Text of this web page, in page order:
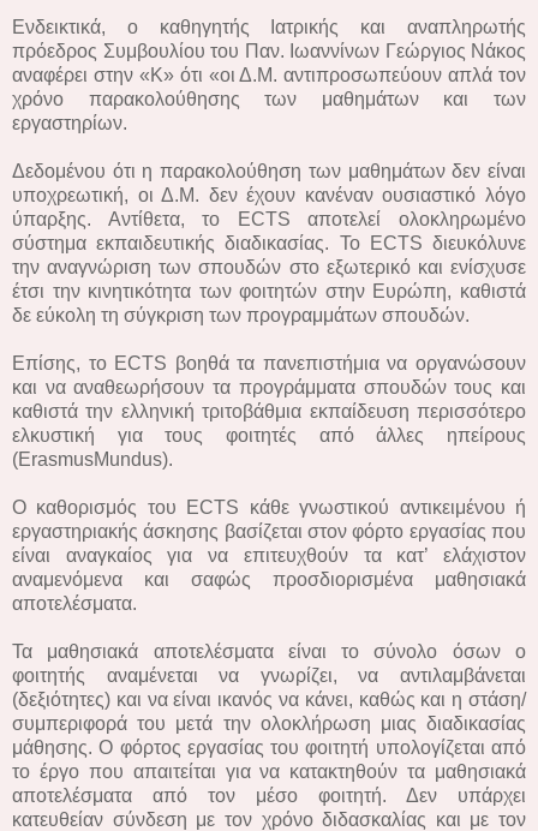
Ενδεικτικά, ο καθηγητής Ιατρικής και αναπληρωτής
πρόεδρος Συμβουλίου του Παν. Ιωαννίνων Γεώργιος Νάκος
αναφέρει στην «Κ» ότι «οι Δ.Μ. αντιπροσωπεύουν απλά τον
χρόνο παρακολούθησης των μαθημάτων και των
εργαστηρίων.
Δεδομένου ότι η παρακολούθηση των μαθημάτων δεν είναι
υποχρεωτική, οι Δ.Μ. δεν έχουν κανέναν ουσιαστικό λόγο
ύπαρξης. Αντίθετα, το ECTS αποτελεί ολοκληρωμένο
σύστημα εκπαιδευτικής διαδικασίας. Το ECTS διευκόλυνε
την αναγνώριση των σπουδών στο εξωτερικό και ενίσχυσε
έτσι την κινητικότητα των φοιτητών στην Ευρώπη, καθιστά
δε εύκολη τη σύγκριση των προγραμμάτων σπουδών.
Επίσης, το ECTS βοηθά τα πανεπιστήμια να οργανώσουν
και να αναθεωρήσουν τα προγράμματα σπουδών τους και
καθιστά την ελληνική τριτοβάθμια εκπαίδευση περισσότερο
ελκυστική για τους φοιτητές από άλλες ηπείρους
(ErasmusMundus).
Ο καθορισμός του ECTS κάθε γνωστικού αντικειμένου ή
εργαστηριακής άσκησης βασίζεται στον φόρτο εργασίας που
είναι αναγκαίος για να επιτευχθούν τα κατ’ ελάχιστον
αναμενόμενα και σαφώς προσδιορισμένα μαθησιακά
αποτελέσματα.
Τα μαθησιακά αποτελέσματα είναι το σύνολο όσων ο
φοιτητής αναμένεται να γνωρίζει, να αντιλαμβάνεται
(δεξιότητες) και να είναι ικανός να κάνει, καθώς και η στάση/
συμπεριφορά του μετά την ολοκλήρωση μιας διαδικασίας
μάθησης. Ο φόρτος εργασίας του φοιτητή υπολογίζεται από
το έργο που απαιτείται για να κατακτηθούν τα μαθησιακά
αποτελέσματα από τον μέσο φοιτητή. Δεν υπάρχει
κατευθείαν σύνδεση με τον χρόνο διδασκαλίας και με τον